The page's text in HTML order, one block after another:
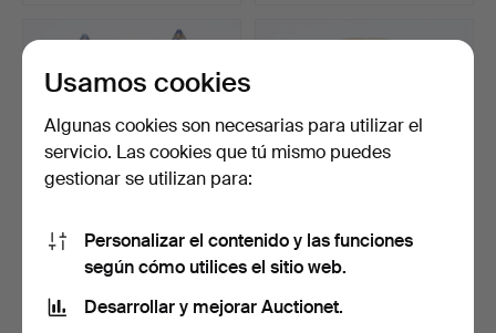
Un par de cerrajeros Imari,
Subastado 8 abr 2024
Un jarrón, Satsuma, Japón,
Subastado 5 abr 2024
Usamos cookies
Algunas cookies son necesarias para utilizar el
servicio. Las cookies que tú mismo puedes
gestionar se utilizan para:
Personalizar el contenido y las funciones
según cómo utilices el sitio web.
Desarrollar y mejorar Auctionet.